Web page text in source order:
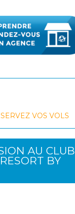
VOS VOLS
AU CLUB
BY